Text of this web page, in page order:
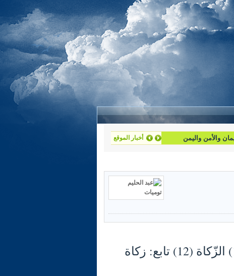
أخبار الموقع
شرح الوجيز في فقه السنّة والكتاب العزيز (135) الزّكاة (12) تابع: زكاة